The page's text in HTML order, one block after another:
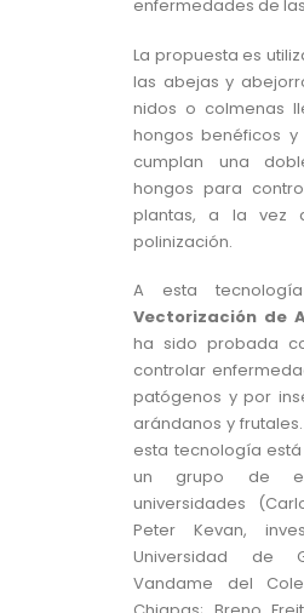
enfermedades de
La propuesta es
las abejas y
nidos o colmenas
hongos benéficos
cumplan una
hongos para
plantas, a la vez
polinización.
A esta
Vectorización de
ha sido probada
controlar
patógenos y por
arándanos y
esta tecnología
un grupo de
universidades
Peter Kevan,
Universidad de
Vandame del